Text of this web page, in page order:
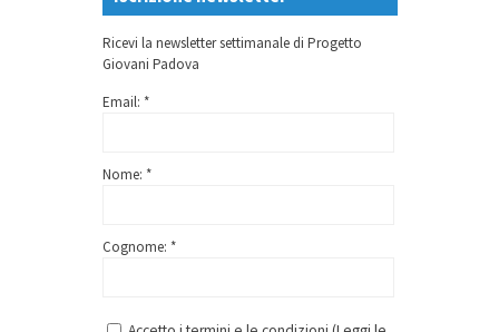
Ricevi la newsletter settimanale di Progetto
Giovani Padova
Email: *
Nome: *
Cognome: *